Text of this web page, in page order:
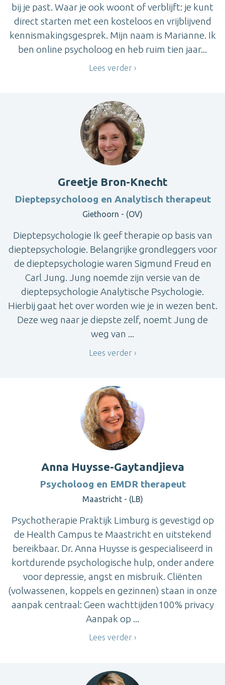
bij je past. Waar je ook woont of verblijft: je kunt
direct starten met een kosteloos en vrijblijvend
kennismakingsgesprek. Mijn naam is Marianne. Ik
ben online psycholoog en heb ruim tien jaar...
Lees verder
Greetje Bron-Knecht
Dieptepsycholoog en Analytisch therapeut
Giethoorn - (OV)
Dieptepsychologie Ik geef therapie op basis van
dieptepsychologie. Belangrijke grondleggers voor
de dieptepsychologie waren Sigmund Freud en
Carl Jung. Jung noemde zijn versie van de
dieptepsychologie Analytische Psychologie.
Hierbij gaat het over worden wie je in wezen bent.
Deze weg naar je diepste zelf, noemt Jung de
weg van ...
Lees verder
Anna Huysse-Gaytandjieva
Psycholoog en EMDR therapeut
Maastricht - (LB)
Psychotherapie Praktijk Limburg is gevestigd op
de Health Campus te Maastricht en uitstekend
bereikbaar. Dr. Anna Huysse is gespecialiseerd in
kortdurende psychologische hulp, onder andere
voor depressie, angst en misbruik. Cliënten
(volwassenen, koppels en gezinnen) staan in onze
aanpak centraal: Geen wachttijden100% privacy
Aanpak op ...
Lees verder